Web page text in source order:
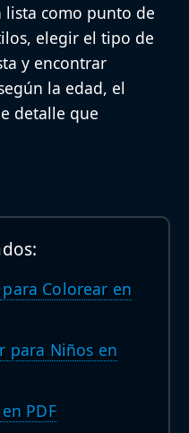
lista como punto de
elegir el tipo de
y encontrar
la edad, el
detalle que
Colorear en
para Niños en
PDF